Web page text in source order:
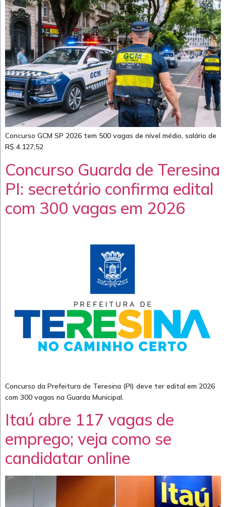
Concurso GCM SP 2026 tem 500 vagas de nível médio, salário de
R$ 4.127,52
Concurso Guarda de Teresina
PI: secretário confirma edital
com 300 vagas em 2026
Concurso da Prefeitura de Teresina (PI) deve ter edital em 2026
com 300 vagas na Guarda Municipal.
Itaú abre 117 vagas de
emprego; veja como se
candidatar online